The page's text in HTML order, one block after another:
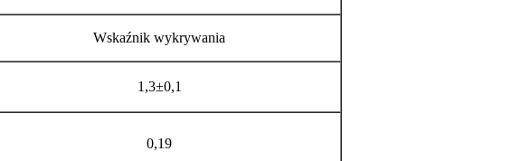
Wskaźnik wykrywania
1,3±0,1
0,19